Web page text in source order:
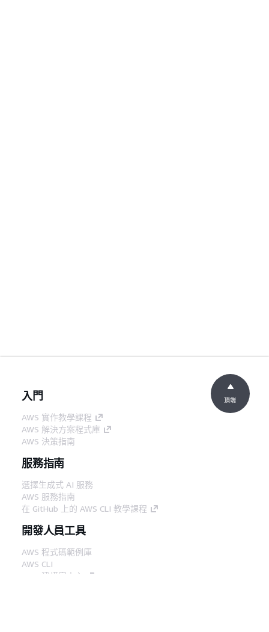
入門
AWS 實作教學課程
AWS 解決方案程式庫
AWS 決策指南
服務指南
選擇生成式 AI 服務
AWS 服務指南
在 GitHub 上的 AWS CLI 教學課程
開發人員工具
AWS 程式碼範例庫
AWS CLI
AWS 建構家中心
頂端